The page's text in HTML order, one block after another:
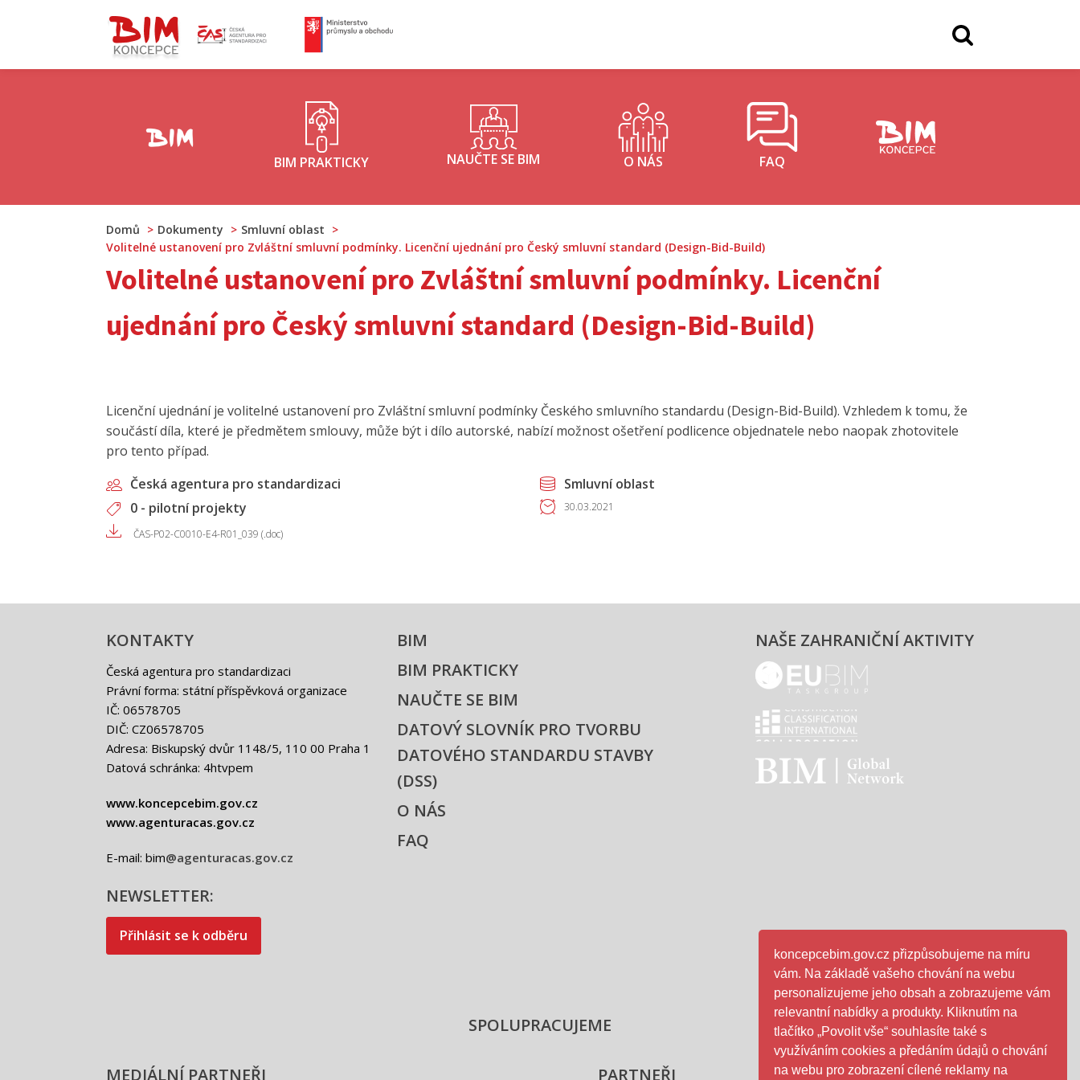
Koncepce BIM - logo
ČAS - logo
BIM PRAKTICKY NAUČTE SE BIM O NÁS FAQ
Domů Dokumenty
Smluvní oblast
Volitelné ustanovení pro Zvláštní smluvní podmínky. Licenční ujednání pro Český smluvní standard (Design-Bid-Build)
Volitelné ustanovení pro Zvláštní smluvní podmínky. Licenční
ujednání pro Český smluvní standard (Design-Bid-Build)
Licenční ujednání je volitelné ustanovení pro Zvláštní smluvní podmínky Českého smluvního standardu (Design-Bid-Build). Vzhledem k tomu, že
součástí díla, které je předmětem smlouvy, může být i dílo autorské, nabízí možnost ošetření podlicence objednatele nebo naopak zhotovitele
pro tento případ.
Česká agentura pro standardizaci
Smluvní oblast
0 - pilotní projekty
30.03.2021
ČAS-P02-C0010-E4-R01_039 (.doc)
KONTAKTY
Česká agentura pro standardizaci
Právní forma: státní příspěvková organizace
IČ: 06578705
DIČ: CZ06578705
Adresa: Biskupský dvůr 1148/5, 110 00 Praha 1
Datová schránka: 4htvpem
www.koncepcebim.gov.cz
www.agenturacas.gov.cz
E-mail: bim@agenturacas.gov.cz
NEWSLETTER:
Přihlásit se k odběru
BIM
BIM PRAKTICKY
NAUČTE SE BIM
DATOVÝ SLOVNÍK PRO TVORBU
DATOVÉHO STANDARDU STAVBY
(DSS)
O NÁS
FAQ
NAŠE ZAHRANIČNÍ AKTIVITY
EUBIM - logo
Classification international - logo
BIM - logo
SPOLUPRACUJEME
MEDIÁLNÍ PARTNEŘI PARTNEŘI
koncepcebim.gov.cz přizpůsobujeme na míru
vám. Na základě vašeho chování na webu
personalizujeme jeho obsah a zobrazujeme vám
relevantní nabídky a produkty. Kliknutím na
tlačítko „Povolit vše“ souhlasíte také s
využíváním cookies a předáním údajů o chování
na webu pro zobrazení cílené reklamy na